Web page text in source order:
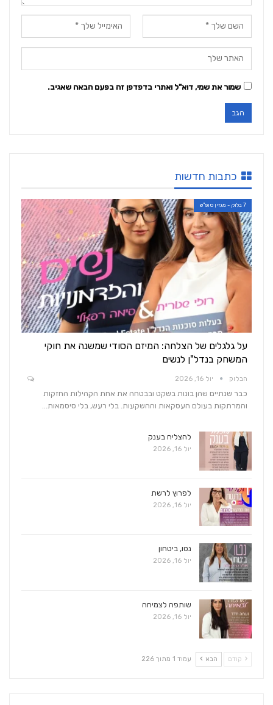
שמור את שמי, דוא"ל ואתרי בדפדפן זה בפעם הבאה שאגיב.
כתבות חדשות
7 בלוק - מגזין סופ"ש
על גלגלים של הצלחה: המיזם הסודי שמשנה את חוקי
המשחק בנדל"ן לנשים
הבלוק יול 16, 2026
כבר שנתיים שהן בונות בשקט ובבטחה את אחת הקהילות החזקות
והמרתקות בעולם העסקאות וההשקעות. בלי רעש, בלי סיסמאות…
להצליח בענק
יול 16, 2026
לפרוץ לרשת
יול 16, 2026
נטו, ביטחון
יול 16, 2026
שותפה לצמיחה
יול 16, 2026
קודם הבא עמוד 1 מתוך 226